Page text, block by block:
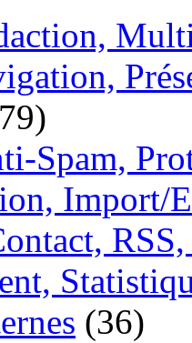
Spam,
Import/
(36)